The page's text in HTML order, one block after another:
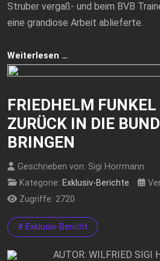
Struber vergaß- und beim BVB
eine grandiose Arbeit ablieferte.
Weiterlesen …
FRIEDHELM
ZURÜCK IN DIE
BRINGEN
Geschrieben von: Sigi Horrmann
Kategorie: Exklusiv-Berichte
Zugriffe: 2720
# Exklusiv-Bericht
AUTOR: WILFRIED SIGI